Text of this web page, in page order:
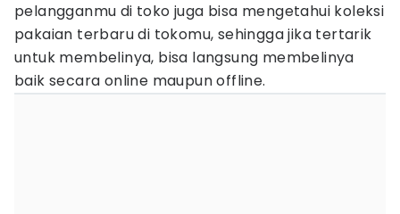
pelangganmu di toko juga bisa mengetahui koleksi
pakaian terbaru di tokomu, sehingga jika tertarik
untuk membelinya, bisa langsung membelinya
baik secara online maupun offline.